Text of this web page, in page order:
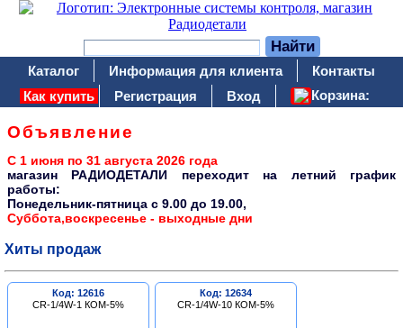
Каталог Информация для клиента
Контакты
Как купить
Регистрация Вход Корзина:
Объявление
С 1 июня по 31 августа 2026 года
магазин РАДИОДЕТАЛИ переходит на летний график
работы:
Понедельник-пятница c 9.00 до 19.00,
Суббота,воскресенье - выходные дни
Хиты продаж
Код: 12616
CR-1/4W-1 КОМ-5%
Код: 12634
CR-1/4W-10 КОМ-5%